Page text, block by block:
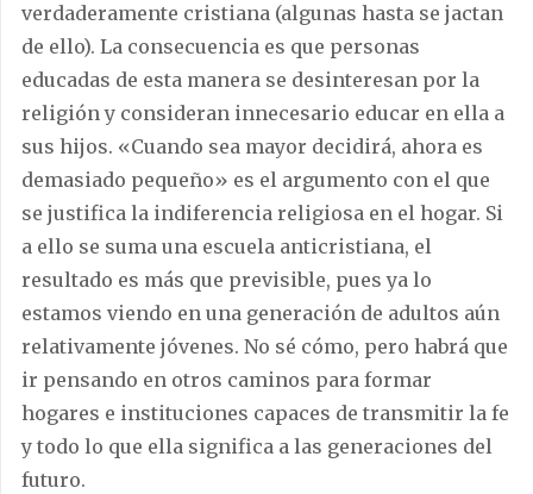
verdaderamente cristiana (algunas hasta se jactan
de ello). La consecuencia es que personas
educadas de esta manera se desinteresan por la
religión y consideran innecesario educar en ella a
sus hijos. «Cuando sea mayor decidirá, ahora es
demasiado pequeño» es el argumento con el que
se justifica la indiferencia religiosa en el hogar. Si
a ello se suma una escuela anticristiana, el
resultado es más que previsible, pues ya lo
estamos viendo en una generación de adultos aún
relativamente jóvenes. No sé cómo, pero habrá que
ir pensando en otros caminos para formar
hogares e instituciones capaces de transmitir la fe
y todo lo que ella significa a las generaciones del
futuro.